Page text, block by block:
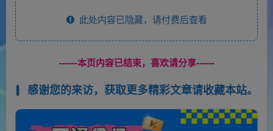
此处内容已隐藏，请付费后查看
------本页内容已结束，喜欢请分享------
感谢您的来访，获取更多精彩文章请收藏本站。